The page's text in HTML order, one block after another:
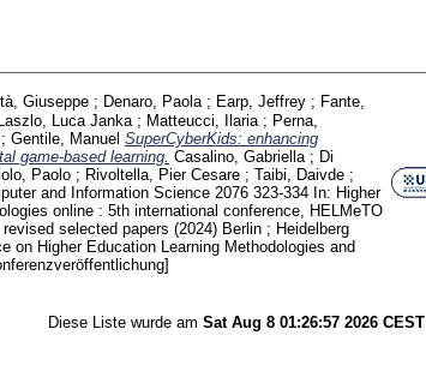
Giuseppe ; Denaro, Paola ; Earp, Jeffrey ; Fante,
Laszlo, Luca Janka ; Matteucci, Ilaria ; Perna,
; Gentile, Manuel SuperCyberKids: enhancing
game-based learning. Casalino, Gabriella ; Di
Paolo ; Rivoltella, Pier Cesare ; Taibi, Daivde ;
and Information Science 2076 323-334 In: Higher
online : 5th international conference, HELMeTO
selected papers (2024) Berlin ; Heidelberg
on Higher Education Learning Methodologies and
Diese Liste wurde am Sat Aug 8 01:26:57 2026 CEST